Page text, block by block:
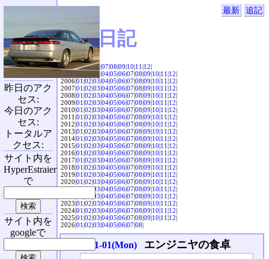
最新 追記
SVX日記
2004|04|05|06|07|08|09|10|11|12|
|04|05|06|07|08|09|10|11|12|
2006|01|02|03|04|05|06|07|08|09|10|11|12|
2007|01|02|03|04|05|06|07|08|09|10|11|12|
2008|01|02|03|04|05|06|07|08|09|10|11|12|
2009|01|02|03|04|05|06|07|08|09|10|11|12|
2010|01|02|03|04|05|06|07|08|09|10|11|12|
2011|01|02|03|04|05|06|07|08|09|10|11|12|
2012|01|02|03|04|05|06|07|08|09|10|11|12|
2013|01|02|03|04|05|06|07|08|09|10|11|12|
2014|01|02|03|04|05|06|07|08|09|10|11|12|
2015|01|02|03|04|05|06|07|08|09|10|11|12|
2016|01|02|03|04|05|06|07|08|09|10|11|12|
2017|01|02|03|04|05|06|07|08|09|10|11|12|
2018|01|02|03|04|05|06|07|08|09|10|11|12|
2019|01|02|03|04|05|06|07|08|09|10|11|12|
2020|01|02|03|04|05|06|07|08|09|10|11|12|
2021|01|02|03|04|05|06|07|08|09|10|11|12|
03|04|05|06|07|08|09|10|11|12|
2023|01|02|03|04|05|06|07|08|09|10|11|12|
2024|01|02|03|04|05|06|07|08|09|10|11|12|
2025|01|02|03|04|05|06|07|08|09|10|11|12|
2026|01|02|03|04|05|06|07|08|
2004-11-01(Mon) エンジニヤの食卓
昨日のアク
セス:
今日のアク
セス:
トータルア
クセス:
サイト内を
HyperEstraier
で
サイト内を
googleで